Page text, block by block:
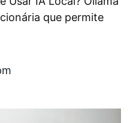
que permite